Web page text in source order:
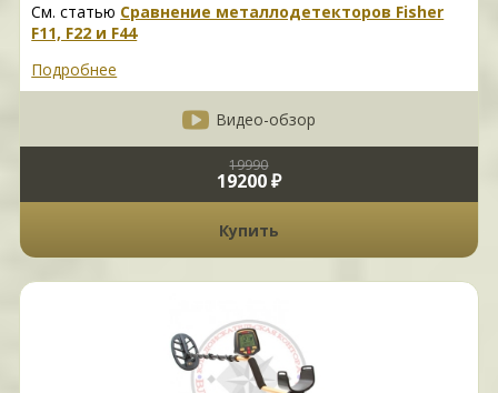
См. статью Сравнение металлодетекторов Fisher
F11, F22 и F44
Подробнее
Видео-обзор
19990
19200 ₽
Купить